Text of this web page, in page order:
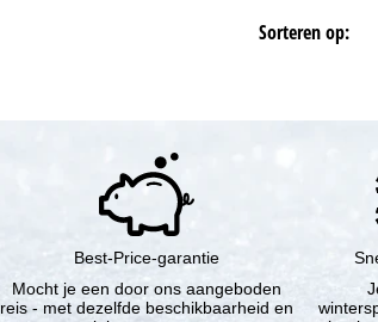
Sorteren op:
Best-Price-garantie
Mocht je een door ons aangeboden
reis - met dezelfde beschikbaarheid en